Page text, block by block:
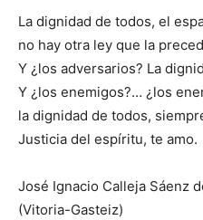
La dignidad de todos, el
no hay otra ley que la
Y ¿los adversarios? La
Y ¿los enemigos?… ¿los
la dignidad de todos,
Justicia del espíritu, te amo.
José Ignacio Calleja Sáenz
(Vitoria-Gasteiz)